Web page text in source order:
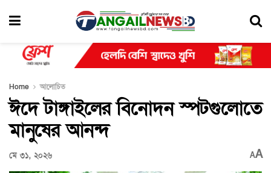
Home আলোচিত
ঈদে টাঙ্গাইলের বিনোদন স্পটগুলোতে
মানুষের আনন্দ
মে ৩১, ২০২৬ AA